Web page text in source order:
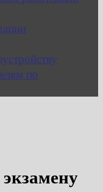
по